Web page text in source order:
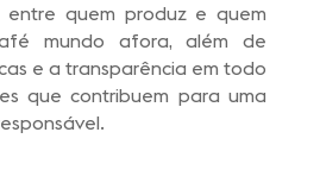
entre quem produz e quem
mundo afora, além de
e a transparência em todo
que contribuem para uma